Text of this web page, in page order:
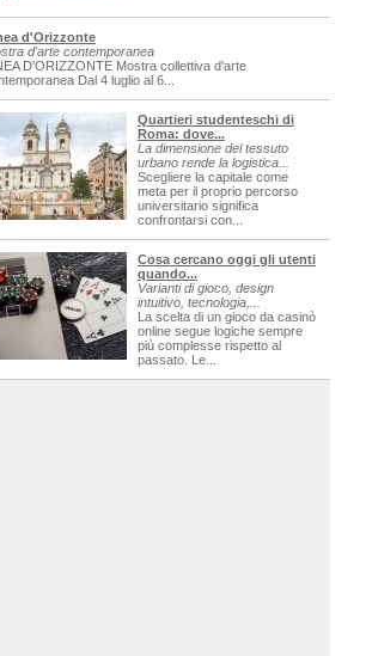
d'Orizzonte
d'arte contemporanea
D'ORIZZONTE Mostra collettiva d'arte
Dal 4 luglio al 6...
Quartieri studenteschi di
Roma: dove...
La dimensione del tessuto
urbano rende la logistica...
Scegliere la capitale come
meta per il proprio percorso
universitario significa
confrontarsi con...
Cosa cercano oggi gli utenti
quando...
Varianti di gioco, design
intuitivo, tecnologia,...
La scelta di un gioco da casinò
online segue logiche sempre
più complesse rispetto al
passato. Le...